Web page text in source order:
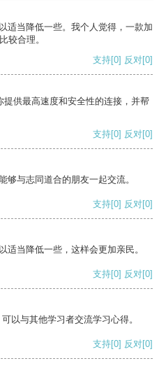
适当降低一些。我个人觉得，一款加
较合理。
支持[0] 反对[0]
供最高速度和安全性的连接，并帮
支持[0] 反对[0]
够与志同道合的朋友一起交流。
支持[0] 反对[0]
适当降低一些，这样会更加亲民。
支持[0] 反对[0]
以与其他学习者交流学习心得。
支持[0] 反对[0]